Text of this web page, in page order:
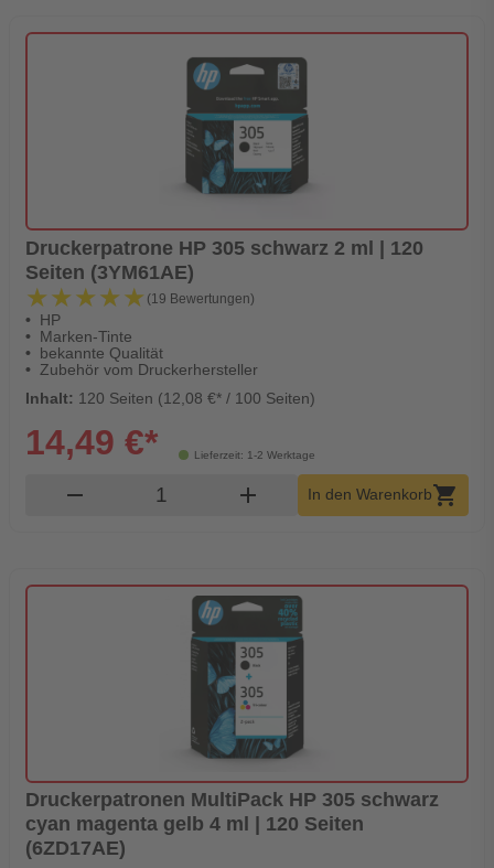
Druckerpatrone HP 305 schwarz 2 ml | 120
Seiten (3YM61AE)
★★★★★
★★★★★ (19 Bewertungen)
HP
Marken-Tinte
bekannte Qualität
Zubehör vom Druckerhersteller
Inhalt: 120 Seiten (12,08 €* / 100 Seiten)
Lieferzeit: 1-2 Werktage
14,49 €*
remove Produkt Warenkorb Menge
add In den Warenkorbshopping_cart
Druckerpatronen MultiPack HP 305 schwarz
cyan magenta gelb 4 ml | 120 Seiten
(6ZD17AE)